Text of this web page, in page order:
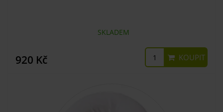
SKLADEM
920 Kč KOUPIT